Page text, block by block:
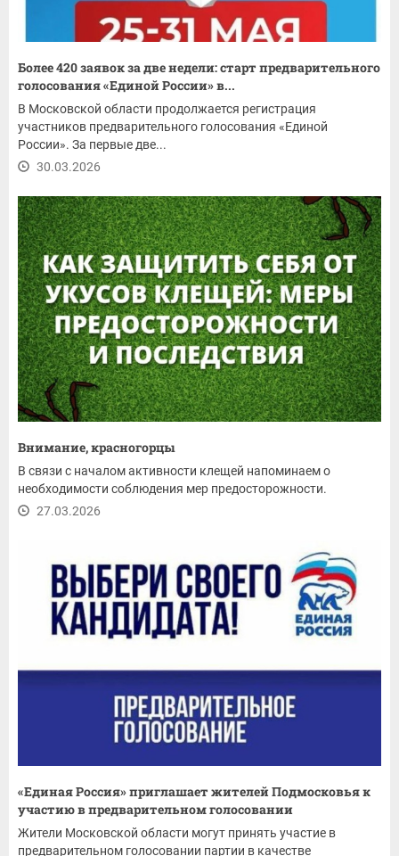
Более 420 заявок за две недели: старт предварительного
голосования «Единой России» в...
В Московской области продолжается регистрация
участников предварительного голосования «Единой
России». За первые две...
30.03.2026
Внимание, красногорцы
В связи с началом активности клещей напоминаем о
необходимости соблюдения мер предосторожности.
27.03.2026
«Единая Россия» приглашает жителей Подмосковья к
участию в предварительном голосовании
Жители Московской области могут принять участие в
предварительном голосовании партии в качестве